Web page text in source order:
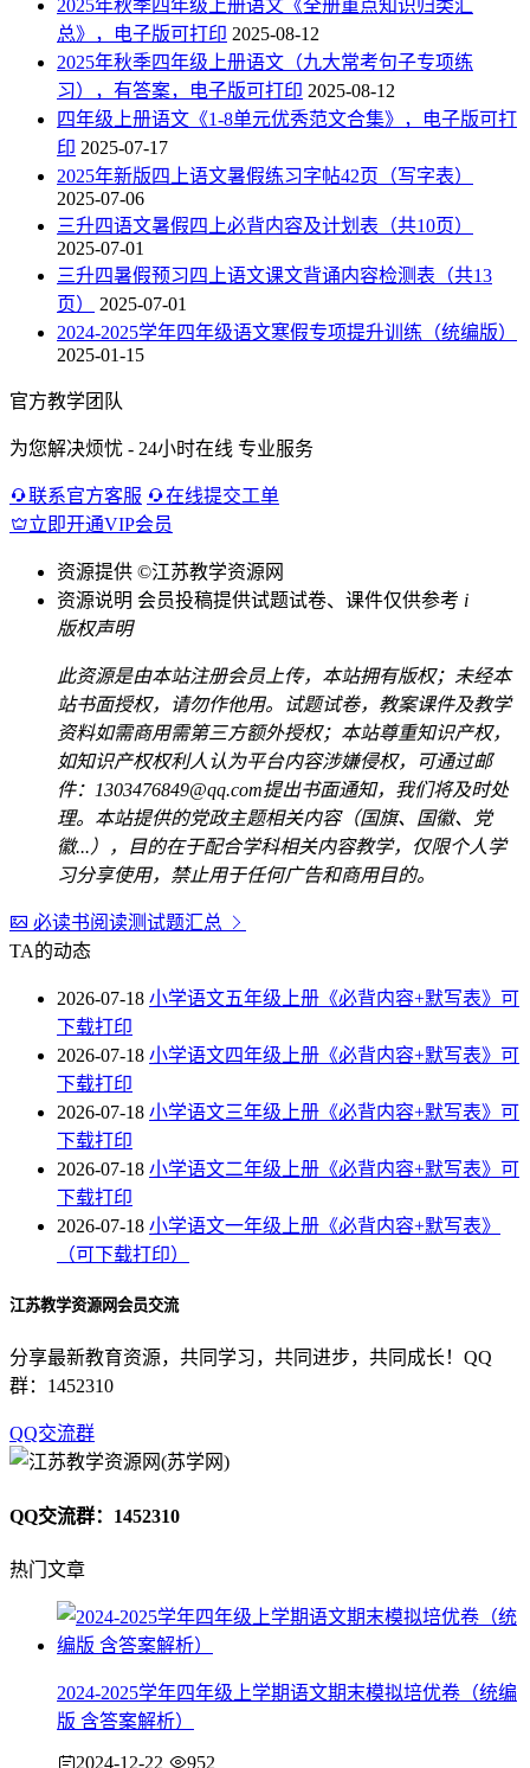
2025年秋季四年级上册语文《全册重点知识归类汇
总》，电子版可打印 2025-08-12
2025年秋季四年级上册语文（九大常考句子专项练
习），有答案，电子版可打印 2025-08-12
四年级上册语文《1-8单元优秀范文合集》，电子版可打
印 2025-07-17
2025年新版四上语文暑假练习字帖42页（写字表）
2025-07-06
三升四语文暑假四上必背内容及计划表（共10页）
2025-07-01
三升四暑假预习四上语文课文背诵内容检测表（共13
页）
2025-07-01
2024-2025学年四年级语文寒假专项提升训练（统编版）
2025-01-15
官方教学团队
为您解决烦忧 - 24小时在线 专业服务
联系官方客服
在线提交工单
立即开通VIP会员
资源提供 ©江苏教学资源网
资源说明 会员投稿提供试题试卷、课件仅供参考 i
版权声明
此资源是由本站注册会员上传，本站拥有版权；未经本
站书面授权，请勿作他用。试题试卷，教案课件及教学
资料如需商用需第三方额外授权；本站尊重知识产权，
如知识产权权利人认为平台内容涉嫌侵权，可通过邮
件：1303476849@qq.com提出书面通知，我们将及时处
理。本站提供的党政主题相关内容（国旗、国徽、党
徽...），目的在于配合学科相关内容教学，仅限个人学
习分享使用，禁止用于任何广告和商用目的。
必读书阅读测试题汇总
TA的动态
2026-07-18 小学语文五年级上册《必背内容+默写表》可
下载打印
2026-07-18 小学语文四年级上册《必背内容+默写表》可
下载打印
2026-07-18 小学语文三年级上册《必背内容+默写表》可
下载打印
2026-07-18 小学语文二年级上册《必背内容+默写表》可
下载打印
2026-07-18 小学语文一年级上册《必背内容+默写表》
（可下载打印）
江苏教学资源网会员交流
分享最新教育资源，共同学习，共同进步，共同成长！QQ
群：1452310
QQ交流群
QQ交流群：1452310
热门文章
2024-2025学年四年级上学期语文期末模拟培优卷（统编
版 含答案解析）
2024-12-22 952